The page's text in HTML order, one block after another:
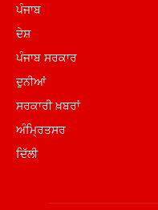
ਪੰਜਾਬ
ਦੇਸ਼
ਪੰਜਾਬ ਸਰਕਾਰ
ਦੁਨੀਆਂ
ਸਰਕਾਰੀ ਖ਼ਬਰਾਂ
ਅੰਮ੍ਰਿਤਸਰ
ਦਿੱਲੀ